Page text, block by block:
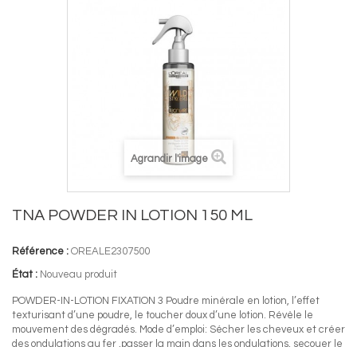
Agrandir l'image
TNA POWDER IN LOTION 150 ML
Référence : OREALE2307500
État : Nouveau produit
POWDER-IN-LOTION FIXATION 3 Poudre minérale en lotion, l’effet
texturisant d’une poudre, le toucher doux d’une lotion. Révèle le
mouvement des dégradés. Mode d’emploi: Sécher les cheveux et créer
des ondulations au fer ,passer la main dans les ondulations, secouer le